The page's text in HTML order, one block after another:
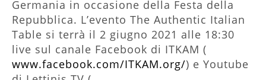
Germania in occasione della Festa della
Repubblica. L’evento The Authentic Italian
Table si terrà il 2 giugno 2021 alle 18:30
live sul canale Facebook di ITKAM (
www.facebook.com/ITKAM.org/) e Youtube